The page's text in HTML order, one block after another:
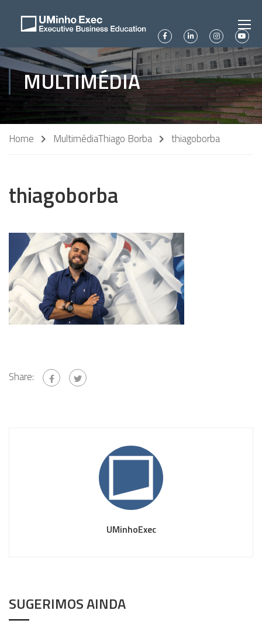
MULTIMÉDIA
Home MultimédiaThiago Borba thiagoborba
thiagoborba
Share:
UMinhoExec
SUGERIMOS AINDA